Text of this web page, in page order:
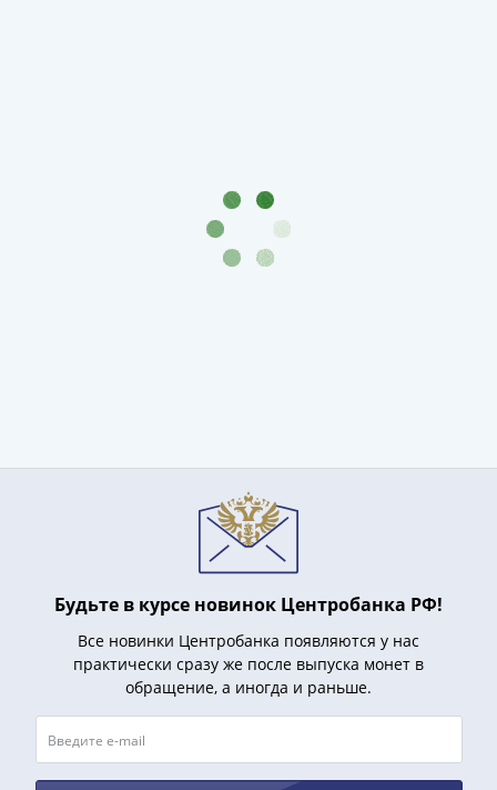
Будьте в курсе новинок Центробанка РФ!
Все новинки Центробанка появляются у нас
практически сразу же после выпуска монет в
обращение, а иногда и раньше.